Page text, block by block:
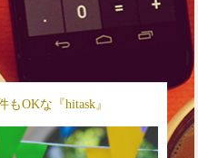
もOKな『hitask』